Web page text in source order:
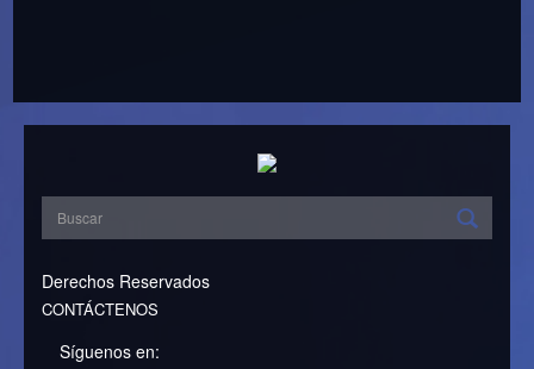
Derechos Reservados
CONTÁCTENOS
Síguenos en: